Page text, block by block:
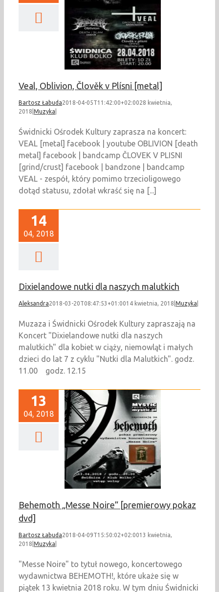
Člověk v
Veal, Oblivion, Člověk v Plísni [metal]
Bartosz Łabuda2018-04-05T11:42:00+02:0028 kwietnia,
2018 Muzyka
Świdnicki Ośrodek Kultury zaprasza na koncert:
VEAL [metal] facebook | youtube OBLIVION [death
metal] facebook | bandcamp ČLOVEK V PLISNI
[grind/crust] facebook | bandzone | bandcamp
VEAL - zespół, który pomimo trzecioligowego
dotąd statusu, zdołał wkraść się na [...]
14
04, 2018
Dixielandowe nutki dla naszych malutkich
Aleksandra2018-03-20T08:47:53+01:0014 kwietnia, 2018 Muzyka
Muzaza i Świdnicki Ośrodek Kultury zapraszają na
Koncert "Dixielandowe nutki dla naszych
malutkich" dla kobiet w ciąży, niemowląt i małych
dzieci do lat 7 z cyklu "Nutki dla Malutkich". godz.
11.00 godz. 12.15
13
04, 2018
„Messe Noire”
Behemoth „Messe Noire” [premierowy pokaz
dvd]
Bartosz Łabuda2018-04-09T15:50:02+02:0013 kwietnia,
2018 Muzyka
"Messe Noire" to tytuł nowego, koncertowego
wydawnictwa BEHEMOTH!, które ukaże się w
piątek 13 kwietnia 2018 roku. W tym dniu Świdnicki